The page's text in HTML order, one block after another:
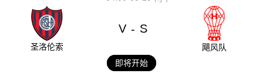
圣洛伦索
V - S
飓风队
即将开始